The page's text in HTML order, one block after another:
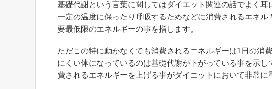
基礎代謝という言葉に関してはダイエット関連の話でよく
一定の温度に保ったり呼吸するためなどに消費されるエネ
要最低限のエネルギーの事を指します。
ただこの特に動かなくても消費されるエネルギーは1日の消
にくい体になっているのは基礎代謝が下がっている事を示
費されるエネルギーを上げる事がダイエットにおいて非常に